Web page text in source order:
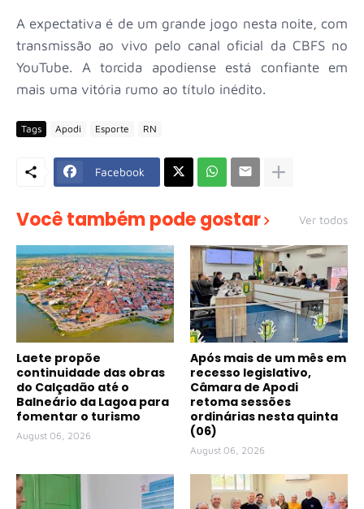
A expectativa é de um grande jogo nesta noite, com
transmissão ao vivo pelo canal oficial da CBFS no
YouTube. A torcida apodiense está confiante em
mais uma vitória rumo ao título inédito.
Tags Apodi Esporte RN
Facebook
Você também pode gostar Ver todos
Laete propõe
continuidade das obras
do Calçadão até o
Balneário da Lagoa para
fomentar o turismo
August 06, 2026
Após mais de um mês em
recesso legislativo,
Câmara de Apodi
retoma sessões
ordinárias nesta quinta
(06)
August 06, 2026